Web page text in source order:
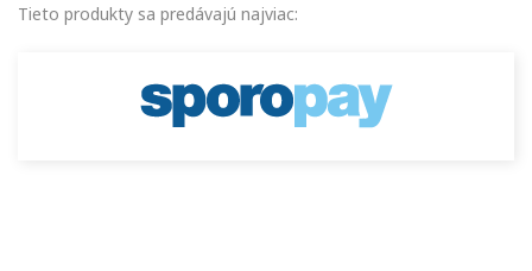
Tieto produkty sa predávajú najviac: